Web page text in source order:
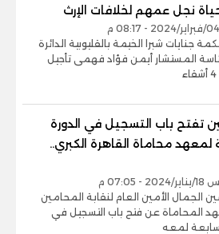
نجل عمهم لخلافات الإرث
جنايات شبرا الخيمة بالقليوبية الدائرة
المستشار أيمن فؤاد فهمى تأجيل
تفتح باب التسجيل في الدورة
لمعهد محاماة القاهرة الكبري..
- 07:05 م
الجمال الأمين العام لنقابة المحامين
المحاماة عن فتح باب التسجيل في
لمعه